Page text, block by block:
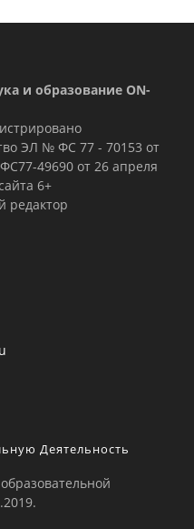
и образование ON-
ЭЛ № ФС 77 - 70153 от
49690 от 26 апреля
6+
редактор
Деятельность